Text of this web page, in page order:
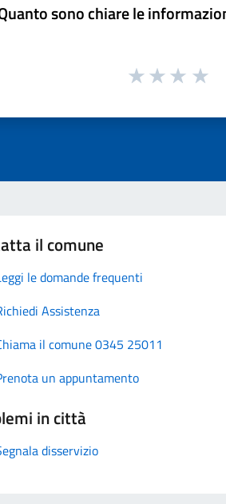
sono chiare le
il comune
le domande frequenti
Assistenza
il comune 0345 25011
un appuntamento
in città
disservizio